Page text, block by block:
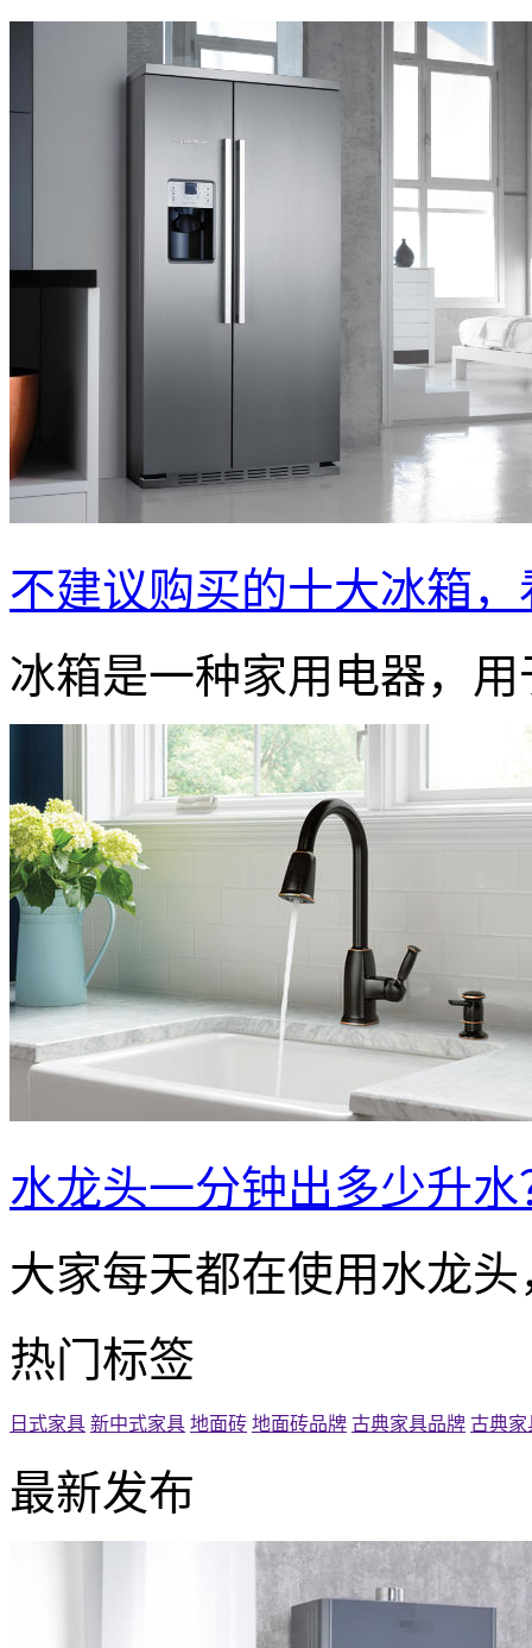
不建议购买的十大冰箱，
冰箱是一种家用电器，
水龙头一分钟出多少升水
大家每天都在使用水龙
热门标签
日式家具 新中式家具 地面砖 地面砖品牌 古典家具品牌 古典家
最新发布